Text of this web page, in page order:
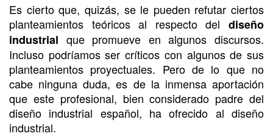
Es cierto que, quizás, se le pueden refutar ciertos
planteamientos teóricos al respecto del diseño
industrial que promueve en algunos discursos.
Incluso podríamos ser críticos con algunos de sus
planteamientos proyectuales. Pero de lo que no
cabe ninguna duda, es de la inmensa aportación
que este profesional, bien considerado padre del
diseño industrial español, ha ofrecido al diseño
industrial.